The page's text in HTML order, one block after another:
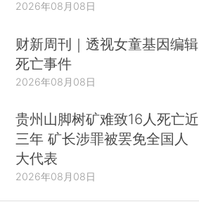
2026年08月08日
财新周刊｜透视女童基因编辑
死亡事件
2026年08月08日
贵州山脚树矿难致16人死亡近
三年 矿长涉罪被罢免全国人
大代表
2026年08月08日